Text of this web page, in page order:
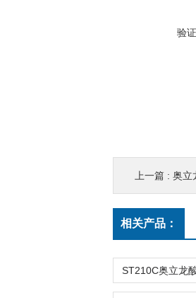
验
上一篇 : 奥立
相关产品：